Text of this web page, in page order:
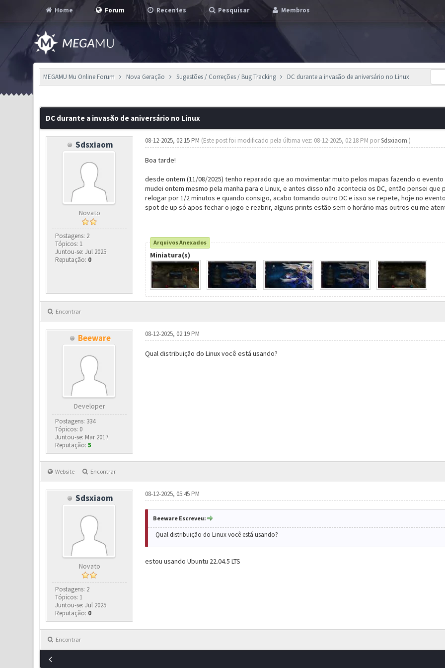
Home Forum Recentes Pesquisar Membros
MEGAMU Mu Online Forum Nova Geração Sugestões / Correções / Bug Tracking DC durante a invasão de aniversário no Linux
DC durante a invasão de aniversário no Linux
Sdsxiaom
Novato
Postagens: 2
Tópicos: 1
Juntou-se: Jul 2025
Reputação: 0
08-12-2025, 02:15 PM (Este post foi modificado pela última vez: 08-12-2025, 02:18 PM porSdsxiaom.)
Boa tarde!
desde ontem (11/08/2025) tenho reparado que ao movimentar muito pelos mapas fazendo o
mudei ontem mesmo pela manha para o Linux, e antes disso não acontecia os DC, então pensei
relogar por 1/2 minutos e quando consigo, acabo tomando outro DC e isso se repete, hoje no
spot de up só apos fechar o jogo e reabrir, alguns prints estão sem o horário mas outros eu me
Arquivos Anexados
Miniatura(s)
Encontrar
Beeware
Developer
Postagens: 334
Tópicos: 0
Juntou-se: Mar 2017
Reputação:5
08-12-2025, 02:19 PM
Qual distribuição do Linux você está usando?
Website Encontrar
Sdsxiaom
Novato
Postagens: 2
Tópicos: 1
Juntou-se: Jul 2025
Reputação: 0
08-12-2025, 05:45 PM
Beeware Escreveu:
Qual distribuição do Linux você está usando?
estou usando Ubuntu 22.04.5 LTS
Encontrar